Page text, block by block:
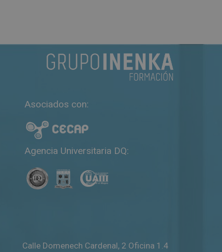
5
Asociados con:
Agencia Universitaria DQ:
Calle Domenech Cardenal, 2 Oficina 1.4